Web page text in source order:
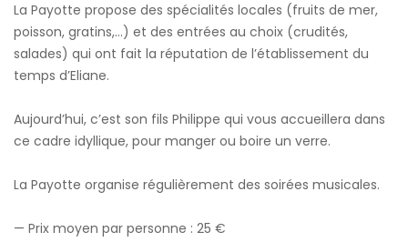
La Payotte propose des spécialités locales (fruits de mer,
poisson, gratins,…) et des entrées au choix (crudités,
salades) qui ont fait la réputation de l’établissement du
temps d’Eliane.
Aujourd’hui, c’est son fils Philippe qui vous accueillera dans
ce cadre idyllique, pour manger ou boire un verre.
La Payotte organise régulièrement des soirées musicales.
— Prix moyen par personne : 25 €